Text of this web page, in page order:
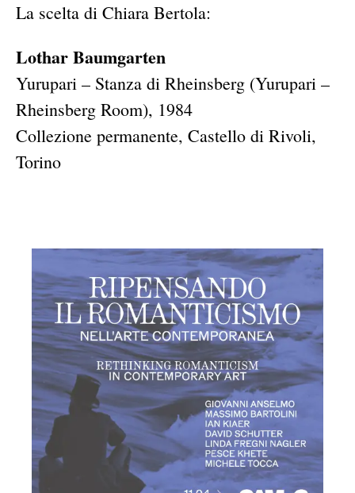
La scelta di Chiara Bertola:
Lothar Baumgarten
Yurupari – Stanza di Rheinsberg (Yurupari –
Rheinsberg Room), 1984
Collezione permanente, Castello di Rivoli,
Torino